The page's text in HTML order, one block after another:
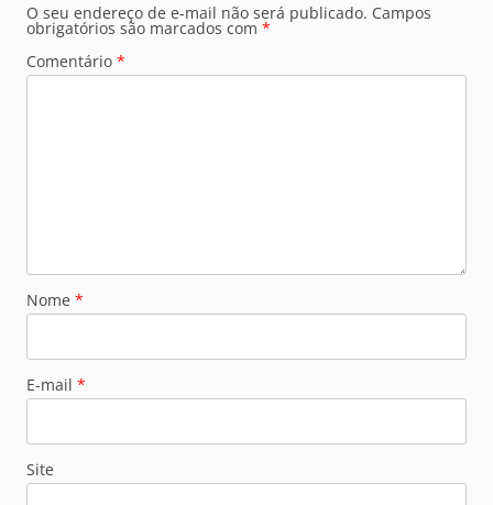
O seu endereço de e-mail não será publicado. Campos
obrigatórios são marcados com *
Comentário *
Nome *
E-mail *
Site